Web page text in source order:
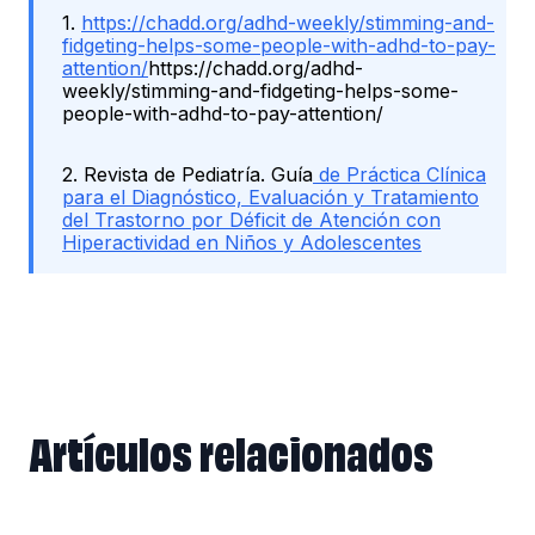
1. https://chadd.org/adhd-weekly/stimming-and-
fidgeting-helps-some-people-with-adhd-to-pay-
attention/https://chadd.org/adhd-
weekly/stimming-and-fidgeting-helps-some-
people-with-adhd-to-pay-attention/
2. Revista de Pediatría. Guía de Práctica Clínica
para el Diagnóstico, Evaluación y Tratamiento
del Trastorno por Déficit de Atención con
Hiperactividad en Niños y Adolescentes
Artículos relacionados